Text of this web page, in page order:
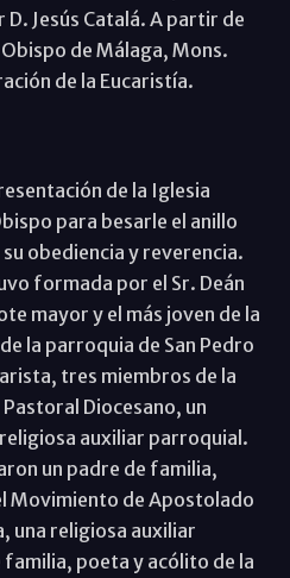
D. Jesús Catalá. A partir de
de Málaga, Mons.
de la Eucaristía.
de la Iglesia
para besarle el anillo
obediencia y reverencia.
formada por el Sr. Deán
mayor y el más joven de la
la parroquia de San Pedro
tres miembros de la
Diocesano, un
auxiliar parroquial.
un padre de familia,
Movimiento de Apostolado
una religiosa auxiliar
poeta y acólito de la